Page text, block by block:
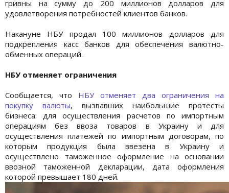
гривны на сумму до 200 миллионов долларов для
удовлетворения потребностей клиентов банков.
Накануне НБУ продал 100 миллионов долларов для
подкрепления касс банков для обеспечения валютно-
обменных операций.
НБУ отменяет ограничения
Сообщается, что НБУ отменяет два ограничения на
покупку валюты, вызвавших наибольшие протесты
бизнеса: для осуществления расчетов по импортным
операциям без ввоза товаров в Украину и для
осуществления платежей по импортным договорам, по
которым продукция была ввезена в Украину и
осуществлено таможенное оформление на основании
ввозной таможенной декларации, дата оформления
которой превышает 180 дней.